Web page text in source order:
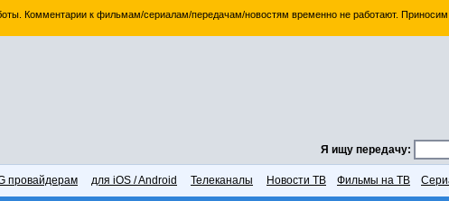
Комментарии к фильмам/сериалам/передачам/новостям временно не работают. Приносим
Я ищу передачу:
провайдерам для iOS / Android Телеканалы Новости ТВ Фильмы на ТВ